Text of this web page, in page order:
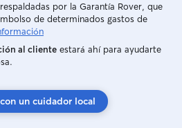
I think it is
not only feel
el orgulloso
mediano y
y paseos de
muy importante
por la Garantía Rover, que
de determinados gastos de
al cliente estará ahí para ayudarte
un cuidador local